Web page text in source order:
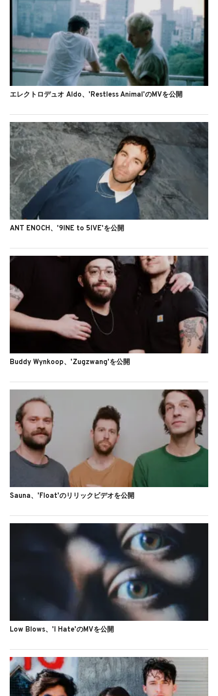
エレクトロデュオ Aldo、'Restless Animal'のMVを公開
ANT ENOCH、'9INE to 5IVE'を公開
Buddy Wynkoop、'Zugzwang'を公開
Sauna、'Float'のリリックビデオを公開
Low Blows、'I Hate'のMVを公開